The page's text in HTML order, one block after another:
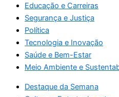
Educação e Carreiras
Segurança e Justiça
Política
Tecnologia e Inovação
Saúde e Bem-Estar
Meio Ambiente e
Destaque da Semana